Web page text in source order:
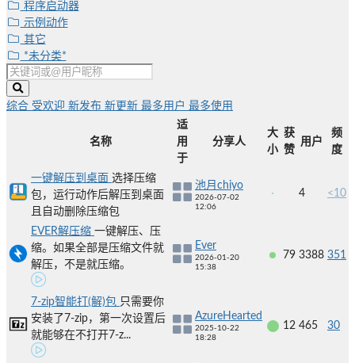
程序启动器
示例动作
其它
*未分类*
综合 受欢迎 新发布 新更新 最多用户 最多使用
名称
适
用
于
分享人
大
小
获
赞
用户
频
度
一键解压到桌面 选择压缩
包，运行动作后解压到桌面
且自动删除压缩包
池月chiyo
2026-07-02
12:06
4 <10
EVER解压缩 一键解压、压
缩。如果全部是压缩文件就
解压，不是就压缩。
Ever
2026-01-20
15:38
79 3388 351
7-zip智能打(解)包 只需要你
安装了7-zip，第一次设置后
就能够在不打开7-z...
AzureHearted
2025-10-22
18:28
12 465 30